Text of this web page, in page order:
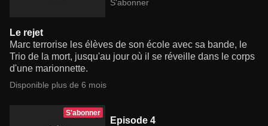
S'abonner
Le rejet
Marc terrorise les élèves de son école avec sa bande, le
Trio de la mort, jusqu'au jour où il se réveille dans le corps
d'une marionnette.
Disponible plus de 6 mois
S'abonner
Episode 4